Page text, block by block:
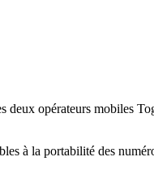
deux opérateurs mobiles
à la portabilité des